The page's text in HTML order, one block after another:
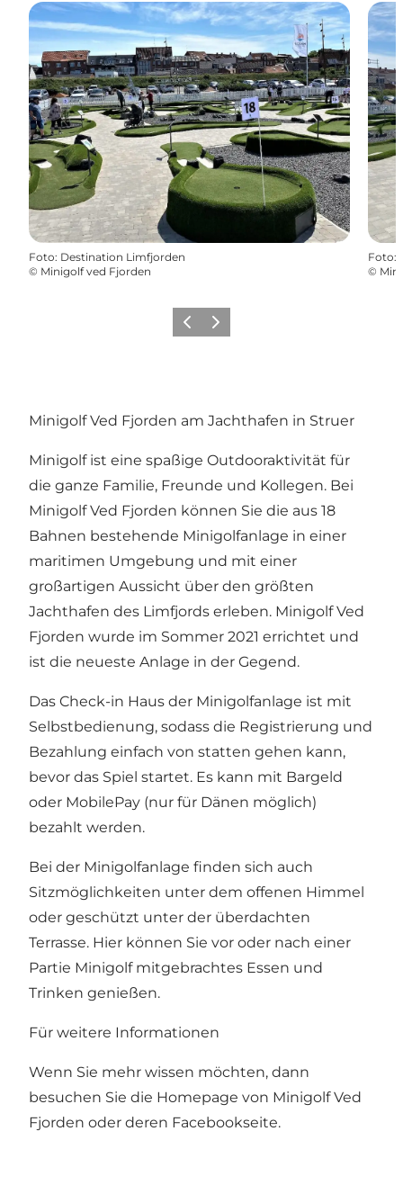
Foto: Destination Limfjorden
© Minigolf ved Fjorden
Foto:
©
Vorherige Folie
Nächste Folie
Minigolf Ved Fjorden am Jachthafen in Struer
Minigolf ist eine spaßige Outdooraktivität für
die ganze Familie, Freunde und Kollegen. Bei
Minigolf Ved Fjorden können Sie die aus 18
Bahnen bestehende Minigolfanlage in einer
maritimen Umgebung und mit einer
großartigen Aussicht über den größten
Jachthafen des Limfjords erleben. Minigolf Ved
Fjorden wurde im Sommer 2021 errichtet und
ist die neueste Anlage in der Gegend.
Das Check-in Haus der Minigolfanlage ist mit
Selbstbedienung, sodass die Registrierung und
Bezahlung einfach von statten gehen kann,
bevor das Spiel startet. Es kann mit Bargeld
oder MobilePay (nur für Dänen möglich)
bezahlt werden.
Bei der Minigolfanlage finden sich auch
Sitzmöglichkeiten unter dem offenen Himmel
oder geschützt unter der überdachten
Terrasse. Hier können Sie vor oder nach einer
Partie Minigolf mitgebrachtes Essen und
Trinken genießen.
Für weitere Informationen
Wenn Sie mehr wissen möchten, dann
besuchen Sie die Homepage von Minigolf Ved
Fjorden oder deren Facebookseite.